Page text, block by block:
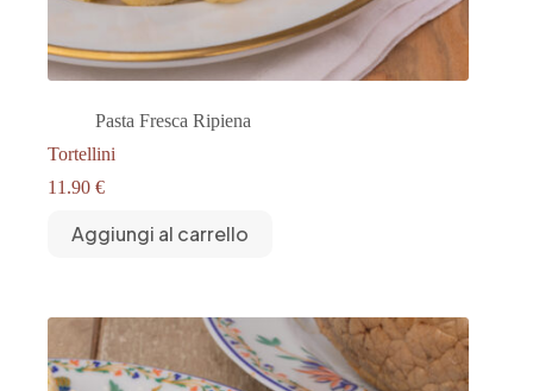
Pasta Fresca Ripiena
Tortellini
11.90 €
Aggiungi al carrello